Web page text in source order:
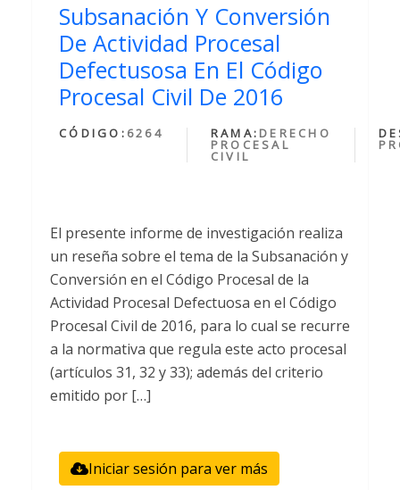
Subsanación Y Conversión
De Actividad Procesal
Defectusosa En El Código
Procesal Civil De 2016
CÓDIGO: 6264 RAMA: DERECHO
PROCESAL
CIVIL
El presente informe de investigación realiza
un reseña sobre el tema de la Subsanación y
Conversión en el Código Procesal de la
Actividad Procesal Defectuosa en el Código
Procesal Civil de 2016, para lo cual se recurre
a la normativa que regula este acto procesal
(artículos 31, 32 y 33); además del criterio
emitido por […]
Iniciar sesión para ver más